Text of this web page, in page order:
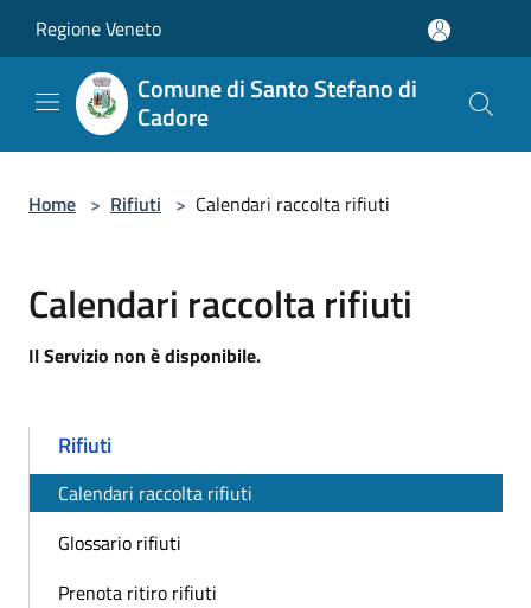
Regione Veneto
Comune di Santo Stefano di
Cadore
Home > Rifiuti > Calendari raccolta rifiuti
Calendari raccolta rifiuti
Il Servizio non è disponibile.
Rifiuti
Calendari raccolta rifiuti
Glossario rifiuti
Prenota ritiro rifiuti